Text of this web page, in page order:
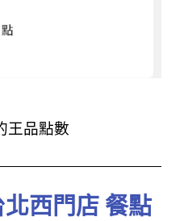
王品點數
西門店 餐點